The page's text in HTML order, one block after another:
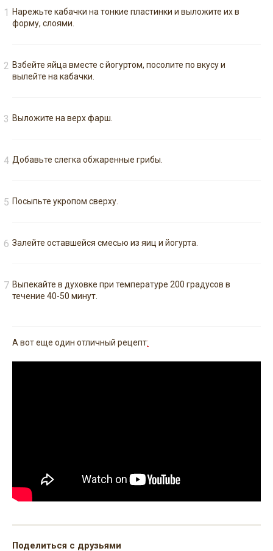
Нарежьте кабачки на тонкие пластинки и выложите их в
форму, слоями.
Взбейте яйца вместе с йогуртом, посолите по вкусу и
вылейте на кабачки.
Выложите на верх фарш.
Добавьте слегка обжаренные грибы.
Посыпьте укропом сверху.
Залейте оставшейся смесью из яиц и йогурта.
Выпекайте в духовке при температуре 200 градусов в
течение 40-50 минут.
А вот еще один отличный рецепт:
Поделиться с друзьями